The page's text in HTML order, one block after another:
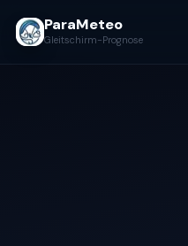
ParaMeteo
Gleitschirm-Prognose